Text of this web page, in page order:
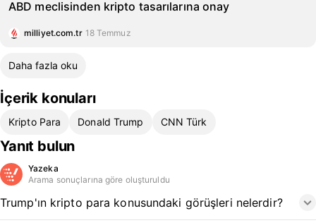
ABD meclisinden kripto tasarılarına onay
milliyet.com.tr 18 Temmuz
Daha fazla oku
İçerik konuları
Kripto Para Donald Trump CNN Türk
Yanıt bulun
Yazeka
Arama sonuçlarına göre oluşturuldu
Trump'ın kripto para konusundaki görüşleri nelerdir?